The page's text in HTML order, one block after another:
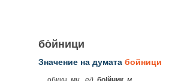
бо̀йници
Значение на думата бойници